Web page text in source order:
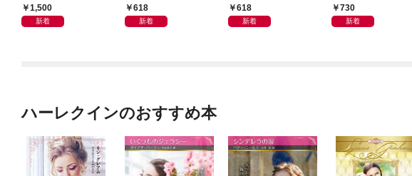
1,500
新着
版】618
新着
618
新着
プレミアム～リン・グ
レアム・ベスト・セレ
730
新着
ハーレクインのおすすめ本